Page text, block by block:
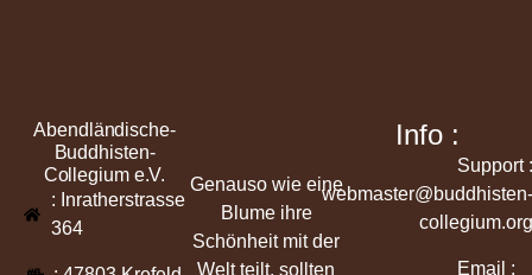
Abendländische-
Buddhisten-
Collegium e.V.
: Inratherstrasse
364
Genauso wie eine
Blume ihre
Schönheit mit der
Welt teilt, sollten
Info :
Support :
webmaster@buddhisten-
collegium.org
Email :